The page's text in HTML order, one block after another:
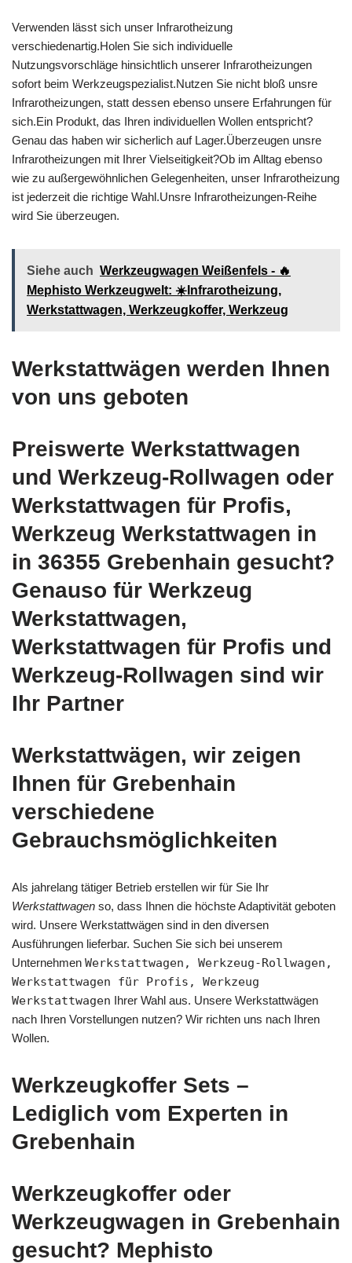
Verwenden lässt sich unser Infrarotheizung
verschiedenartig.Holen Sie sich individuelle
Nutzungsvorschläge hinsichtlich unserer Infrarotheizungen
sofort beim Werkzeugspezialist.Nutzen Sie nicht bloß unsre
Infrarotheizungen, statt dessen ebenso unsere Erfahrungen für
sich.Ein Produkt, das Ihren individuellen Wollen entspricht?
Genau das haben wir sicherlich auf Lager.Überzeugen unsre
Infrarotheizungen mit Ihrer Vielseitigkeit?Ob im Alltag ebenso
wie zu außergewöhnlichen Gelegenheiten, unser Infrarotheizung
ist jederzeit die richtige Wahl.Unsre Infrarotheizungen-Reihe
wird Sie überzeugen.
Siehe auch Werkzeugwagen Weißenfels - 🔥
Mephisto Werkzeugwelt: ☀️Infrarotheizung,
Werkstattwagen, Werkzeugkoffer, Werkzeug
Werkstattwägen werden Ihnen
von uns geboten
Preiswerte Werkstattwagen
und Werkzeug-Rollwagen oder
Werkstattwagen für Profis,
Werkzeug Werkstattwagen in
in 36355 Grebenhain gesucht?
Genauso für Werkzeug
Werkstattwagen,
Werkstattwagen für Profis und
Werkzeug-Rollwagen sind wir
Ihr Partner
Werkstattwägen, wir zeigen
Ihnen für Grebenhain
verschiedene
Gebrauchsmöglichkeiten
Als jahrelang tätiger Betrieb erstellen wir für Sie Ihr
Werkstattwagen so, dass Ihnen die höchste Adaptivität geboten
wird. Unsere Werkstattwägen sind in den diversen
Ausführungen lieferbar. Suchen Sie sich bei unserem
Unternehmen Werkstattwagen, Werkzeug-Rollwagen,
Werkstattwagen für Profis, Werkzeug
Werkstattwagen Ihrer Wahl aus. Unsere Werkstattwägen
nach Ihren Vorstellungen nutzen? Wir richten uns nach Ihren
Wollen.
Werkzeugkoffer Sets –
Lediglich vom Experten in
Grebenhain
Werkzeugkoffer oder
Werkzeugwagen in Grebenhain
gesucht? Mephisto